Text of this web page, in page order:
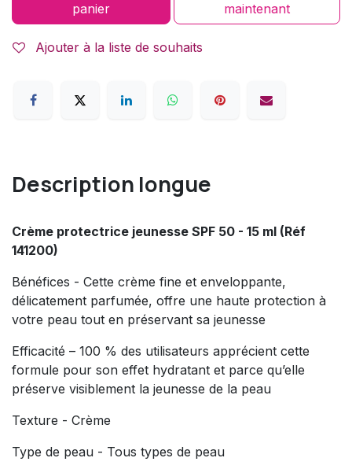
panier
maintenant
Ajouter à la liste de souhaits
Description longue
Crème protectrice jeunesse SPF 50 - 15 ml (Réf
141200)
Bénéfices - Cette crème fine et enveloppante,
délicatement parfumée, offre une haute protection à
votre peau tout en préservant sa jeunesse
Efficacité – 100 % des utilisateurs apprécient cette
formule pour son effet hydratant et parce qu’elle
préserve visiblement la jeunesse de la peau
Texture - Crème
Type de peau - Tous types de peau